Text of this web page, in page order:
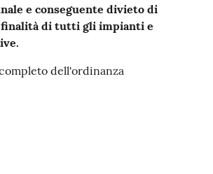
e conseguente divieto di
di tutti gli impianti e
dell'ordinanza